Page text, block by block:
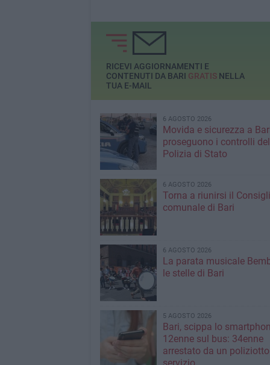
RICEVI AGGIORNAMENTI E
CONTENUTI DA BARI GRATISNELLA
TUA E-MAIL
6 AGOSTO 2026
Movida e sicurezza a
proseguono i controlli
Polizia di Stato
6 AGOSTO 2026
Torna a riunirsi il
comunale di Bari
6 AGOSTO 2026
La parata musicale
le stelle di Bari
5 AGOSTO 2026
Bari, scippa lo
12enne sul bus: 34enne
arrestato da un
servizio